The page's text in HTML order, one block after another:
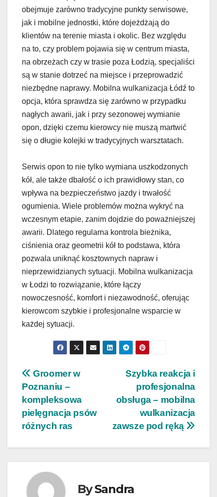
obejmuje zarówno tradycyjne punkty serwisowe,
jak i mobilne jednostki, które dojeżdżają do
klientów na terenie miasta i okolic. Bez względu
na to, czy problem pojawia się w centrum miasta,
na obrzeżach czy w trasie poza Łodzią, specjaliści
są w stanie dotrzeć na miejsce i przeprowadzić
niezbędne naprawy. Mobilna wulkanizacja Łódź to
opcja, która sprawdza się zarówno w przypadku
nagłych awarii, jak i przy sezonowej wymianie
opon, dzięki czemu kierowcy nie muszą martwić
się o długie kolejki w tradycyjnych warsztatach.
Serwis opon to nie tylko wymiana uszkodzonych
kół, ale także dbałość o ich prawidłowy stan, co
wpływa na bezpieczeństwo jazdy i trwałość
ogumienia. Wiele problemów można wykryć na
wczesnym etapie, zanim dojdzie do poważniejszej
awarii. Dlatego regularna kontrola bieżnika,
ciśnienia oraz geometrii kół to podstawa, która
pozwala uniknąć kosztownych napraw i
nieprzewidzianych sytuacji. Mobilna wulkanizacja
w Łodzi to rozwiązanie, które łączy
nowoczesność, komfort i niezawodność, oferując
kierowcom szybkie i profesjonalne wsparcie w
każdej sytuacji.
Nawigacja
wpisu
Szybka reakcja i
profesjonalna
obsługa – mobilna
wulkanizacja
zawsze pod ręką
Groomer w
Poznaniu –
kompleksowa
pielęgnacja psów
różnych ras
BySandra